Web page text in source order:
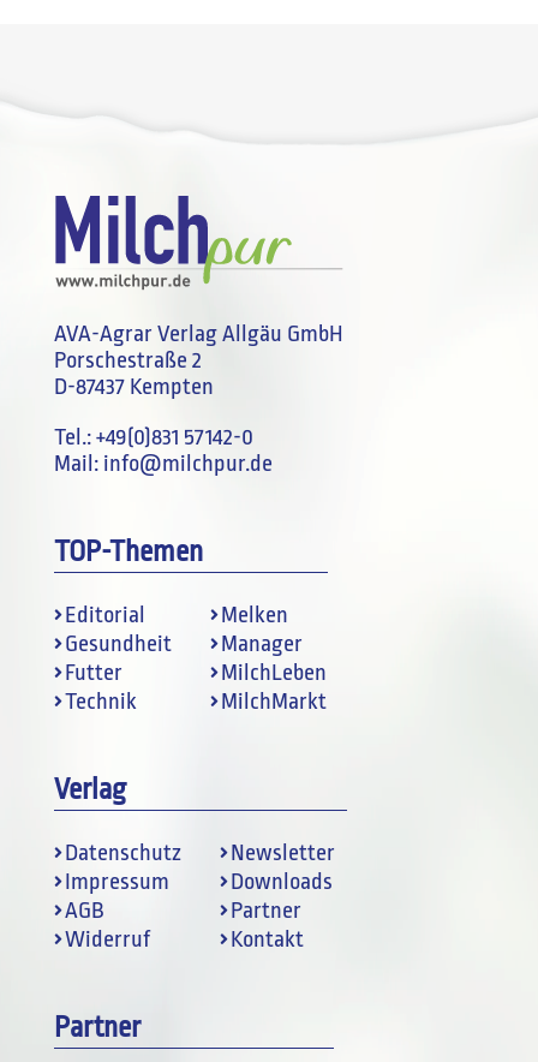
AVA-Agrar Verlag Allgäu GmbH
Porschestraße 2
D-87437 Kempten
Tel.:+49(0)831 57142-0
Mail: info@milchpur.de
TOP-Themen
Editorial
Gesundheit
Futter
Technik
Melken
Manager
MilchLeben
MilchMarkt
Verlag
Datenschutz
Impressum
AGB
Widerruf
Newsletter
Downloads
Partner
Kontakt
Partner